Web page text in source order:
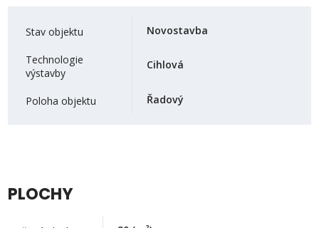
Stav objektu Novostavba
Technologie
výstavby
Cihlová
Poloha objektu Řadový
PLOCHY